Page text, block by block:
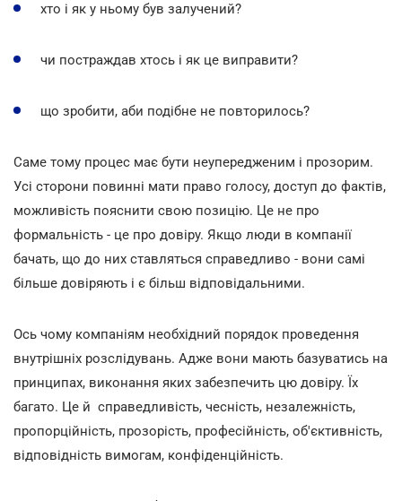
хто і як у ньому був залучений?
чи постраждав хтось і як це виправити?
що зробити, аби подібне не повторилось?
Саме тому процес має бути неупередженим і прозорим.
Усі сторони повинні мати право голосу, доступ до фактів,
можливість пояснити свою позицію. Це не про
формальність - це про довіру. Якщо люди в компанії
бачать, що до них ставляться справедливо - вони самі
більше довіряють і є більш відповідальними.
Ось чому компаніям необхідний порядок проведення
внутрішніх розслідувань. Адже вони мають базуватись на
принципах, виконання яких забезпечить цю довіру. Їх
багато. Це й справедливість, чесність, незалежність,
пропорційність, прозорість, професійність, об'єктивність,
відповідність вимогам, конфіденційність.